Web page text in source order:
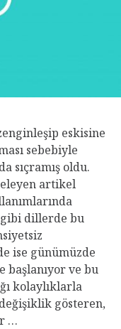
eskisine
sebebiyle
sıçramış oldu.
artikel
dillerde bu
ise günümüzde
ve bu
kolaylıklarla
gösteren,
…